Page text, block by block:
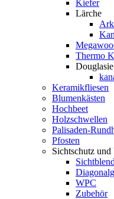
Kiefer
Lärche
Thermo
Douglasie
Keramikfliesen
Blumenkästen
Hochbeet
Holzschwellen
Palisaden-
Pfosten
Sichtschutz
WPC
Zubehör